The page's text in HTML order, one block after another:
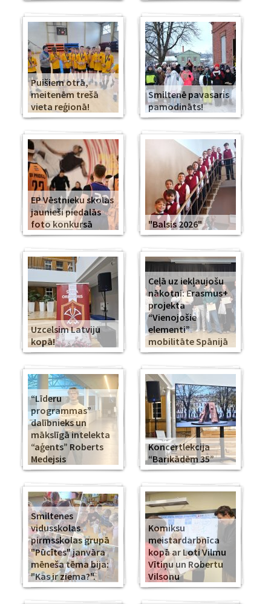
Puišiem otrā,
meitenēm trešā
vieta reģionā!
Smiltenē pavasaris
pamodināts!
EP Vēstnieku skolas
jaunieši piedalās
foto konkursā
"Balsis 2026"
Uzcelsim Latviju
kopā!
Ceļā uz iekļaujošu
nākotni: Erasmus+
projekta
“Vienojošie
elementi”
mobilitāte Spānijā
“Līderu
programmas”
dalībnieks un
mākslīgā intelekta
“aģents” Roberts
Medejsis
Koncertlekcija
“Barikādēm 35”
Smiltenes
vidusskolas
pirmsskolas grupā
"Pūcītes" janvāra
mēneša tēma bija:
"Kas ir ziema?".
Komiksu
meistardarbnīca
kopā ar Loti Vilmu
Vītiņu un Robertu
Vilsonu